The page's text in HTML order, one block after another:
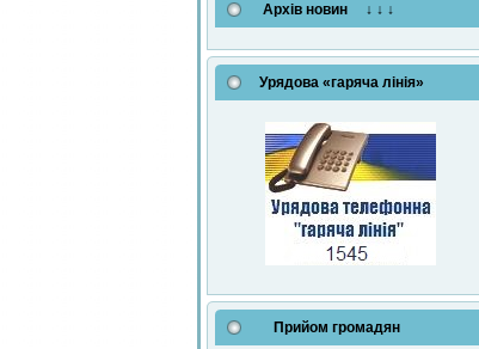
Архів новин ↓ ↓ ↓
Урядова «гаряча лінія»
Прийом громадян